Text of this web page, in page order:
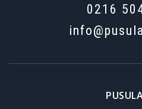
0216